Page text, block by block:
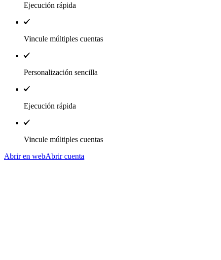
Ejecución rápida
Vincule múltiples cuentas
Personalización sencilla
Ejecución rápida
Vincule múltiples cuentas
Abrir en webAbrir cuenta